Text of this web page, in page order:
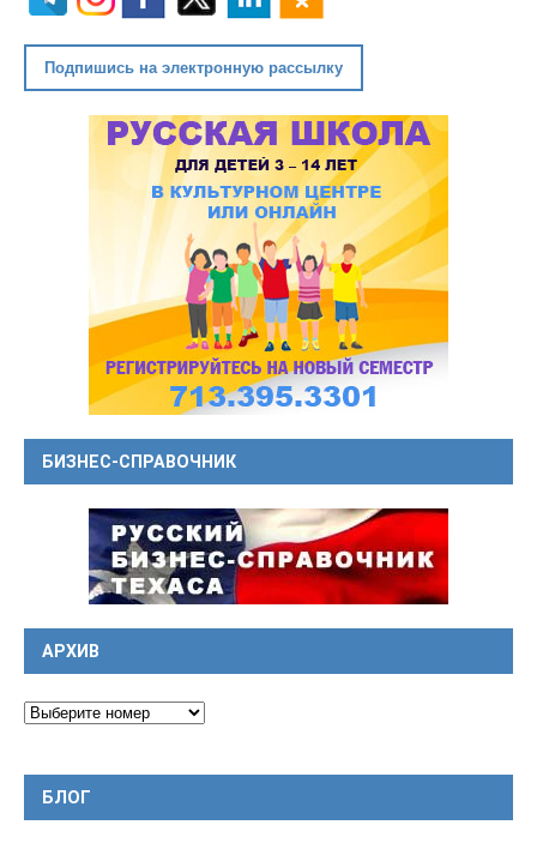
Подпишись на электронную рассылку
БИЗНЕС-СПРАВОЧНИК
АРХИВ
БЛОГ